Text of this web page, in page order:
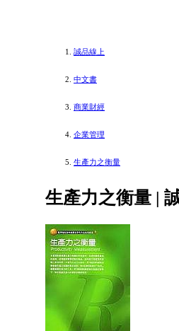
誠品線上
中文書
商業財經
企業管理
生產力之衡量
生產力之衡量 |